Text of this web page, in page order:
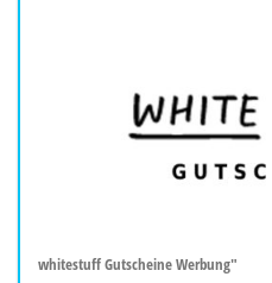
whitestuff Gutscheine Werbung"